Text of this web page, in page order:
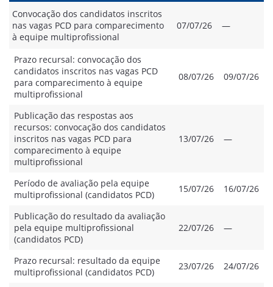
Convocação dos candidatos inscritos
nas vagas PCD para comparecimento
à equipe multiprofissional
07/07/26 —
Prazo recursal: convocação dos
candidatos inscritos nas vagas PCD
para comparecimento à equipe
multiprofissional
08/07/26 09/07/26
Publicação das respostas aos
recursos: convocação dos candidatos
inscritos nas vagas PCD para
comparecimento à equipe
multiprofissional
13/07/26 —
Período de avaliação pela equipe
multiprofissional (candidatos PCD)
15/07/26 16/07/26
Publicação do resultado da avaliação
pela equipe multiprofissional
(candidatos PCD)
22/07/26 —
Prazo recursal: resultado da equipe
multiprofissional (candidatos PCD)
23/07/26 24/07/26